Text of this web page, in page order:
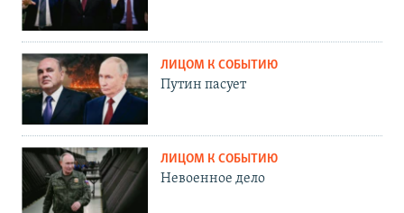
ЛИЦОМ К СОБЫТИЮ
Путин пасует
ЛИЦОМ К СОБЫТИЮ
Невоенное дело